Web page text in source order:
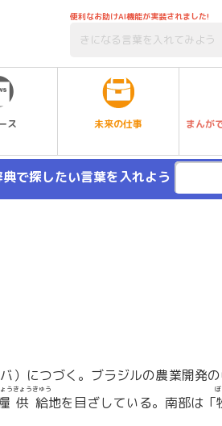
便利なお助けAI機能が実装されました!
ス 未来の仕事
まんが
典で探したい言葉を入れよう
）につづく。ブラジルの農業開発
供給
うきょうきゅう
地を目ざしている。南部は「